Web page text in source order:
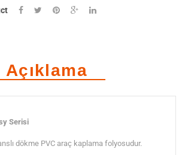
Açıklama
Serisi
dökme PVC araç kaplama folyosudur.